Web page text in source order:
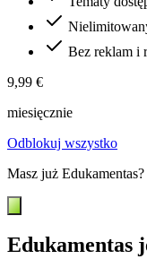
Bez reklam i
9,99 €
miesięcznie
Odblokuj wszystko
Masz już Edukamentas?
Edukamentas